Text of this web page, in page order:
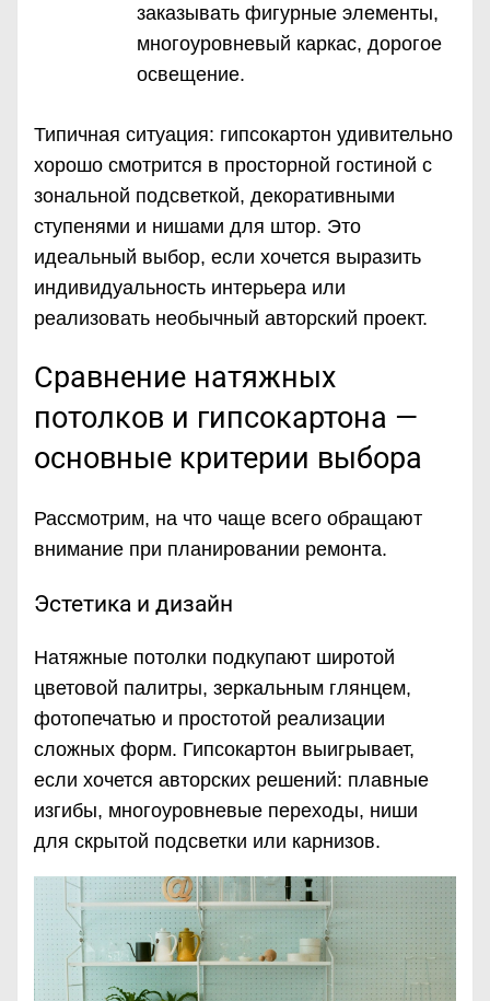
заказывать фигурные элементы,
многоуровневый каркас, дорогое
освещение.
Типичная ситуация: гипсокартон удивительно
хорошо смотрится в просторной гостиной с
зональной подсветкой, декоративными
ступенями и нишами для штор. Это
идеальный выбор, если хочется выразить
индивидуальность интерьера или
реализовать необычный авторский проект.
Сравнение натяжных
потолков и гипсокартона —
основные критерии выбора
Рассмотрим, на что чаще всего обращают
внимание при планировании ремонта.
Эстетика и дизайн
Натяжные потолки подкупают широтой
цветовой палитры, зеркальным глянцем,
фотопечатью и простотой реализации
сложных форм. Гипсокартон выигрывает,
если хочется авторских решений: плавные
изгибы, многоуровневые переходы, ниши
для скрытой подсветки или карнизов.